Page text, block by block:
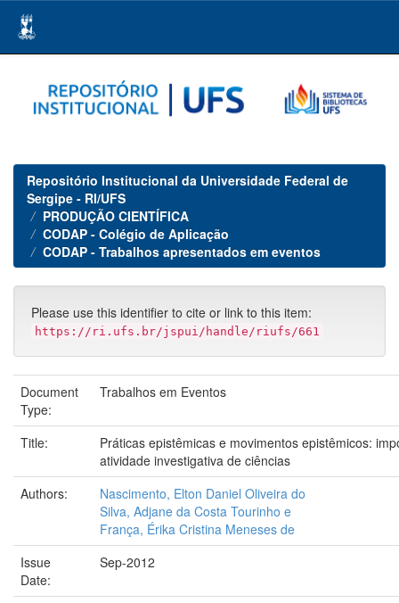
navigation
Repositório Institucional da Universidade Federal de
Sergipe - RI/UFS
PRODUÇÃO CIENTÍFICA
CODAP - Colégio de Aplicação
CODAP - Trabalhos apresentados em eventos
Please use this identifier to cite or link to this item:
https://ri.ufs.br/jspui/handle/riufs/661
Document
Type:
Trabalhos em Eventos
Title:
Práticas epistêmicas e movimentos epistêmicos:
atividade investigativa de ciências
Authors:
Nascimento, Elton Daniel Oliveira do
Silva, Adjane da Costa Tourinho e
França, Érika Cristina Meneses de
Issue
Date:
Sep-2012